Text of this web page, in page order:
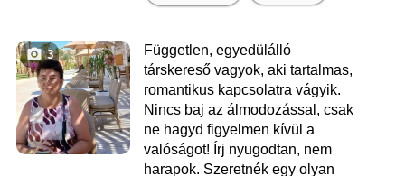
3
Független, egyedülálló
társkereső vagyok, aki tartalmas,
romantikus kapcsolatra vágyik.
Nincs baj az álmodozással, csak
ne hagyd figyelmen kívül a
valóságot! Írj nyugodtan, nem
harapok. Szeretnék egy olyan